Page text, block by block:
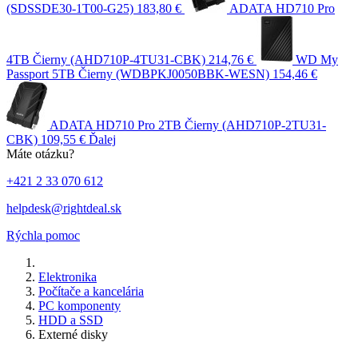
(SDSSDE30-1T00-G25) 183,80 € ADATA HD710 Pro
4TB Čierny (AHD710P-4TU31-CBK) 214,76 €
WD My
Passport 5TB Čierny (WDBPKJ0050BBK-WESN) 154,46 €
ADATA HD710 Pro 2TB Čierny (AHD710P-2TU31-
CBK) 109,55 € Ďalej
Máte otázku?
+421 2 33 070 612
helpdesk@rightdeal.sk
Rýchla pomoc
Elektronika
Počítače a kancelária
PC komponenty
HDD a SSD
Externé disky